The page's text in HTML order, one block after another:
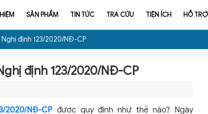
SẢN PHẨM TIN TỨC TRA CỨU TIỆN ÍCH HỖ TRỢ
định 123/2020/NĐ-CP
định 123/2020/NĐ-CP
2020/NĐ-CPđược quy định như thế nào? Ngày